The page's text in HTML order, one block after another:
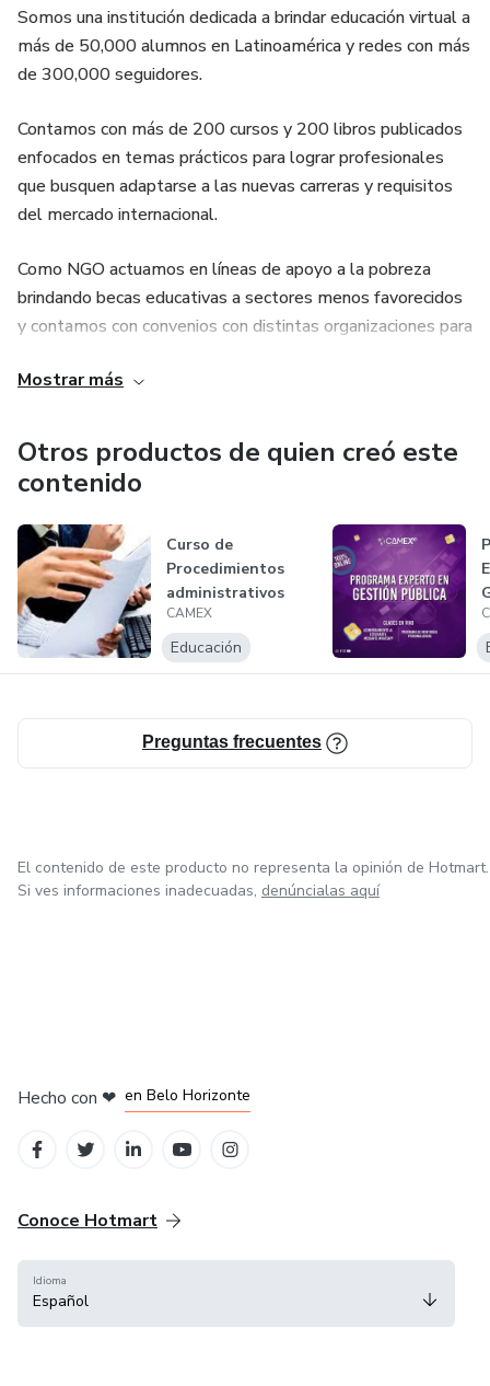
Somos una institución dedicada a brindar educación virtual a
más de 50,000 alumnos en Latinoamérica y redes con más
de 300,000 seguidores.
Contamos con más de 200 cursos y 200 libros publicados
enfocados en temas prácticos para lograr profesionales
que busquen adaptarse a las nuevas carreras y requisitos
del mercado internacional.
Como NGO actuamos en líneas de apoyo a la pobreza
brindando becas educativas a sectores menos favorecidos
y contamos con convenios con distintas organizaciones para
permite trabajar en apoyo de una persona que busca
Latinoamérica.
Mostrar más
Otros productos de quien creó este
contenido
Curso de
Procedimientos
administrativos
CAMEX
Educación
Preguntas frecuentes
El contenido de este producto no representa la opinión de Hotmart.
Si ves informaciones inadecuadas, denúncialas aquí
Hecho con ❤ en Belo Horizonte
Conoce Hotmart
Idioma
Español